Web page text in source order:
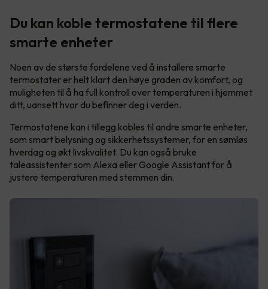
Du kan koble termostatene til flere
smarte enheter
Noen av de største fordelene ved å installere smarte
termostater er helt klart den høye graden av komfort, og
muligheten til å ha full kontroll over temperaturen i hjemmet
ditt, uansett hvor du befinner deg i verden.
Termostatene kan i tillegg kobles til andre smarte enheter,
som smart belysning og sikkerhetssystemer, for en sømløs
hverdag og økt livskvalitet. Du kan også bruke
taleassistenter som Alexa eller Google Assistant for å
justere temperaturen med stemmen din.